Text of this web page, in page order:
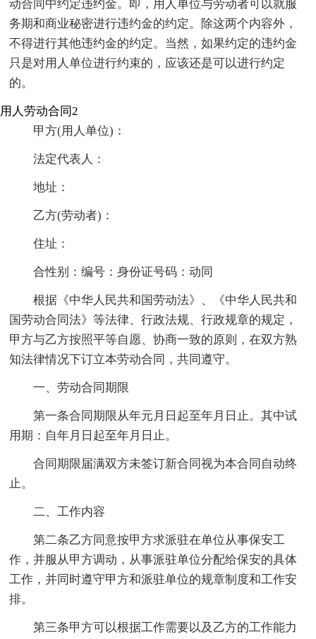
动合同中约定违约金。即，用人单位与劳动者可以就服
务期和商业秘密进行违约金的约定。除这两个内容外，
不得进行其他违约金的约定。当然，如果约定的违约金
只是对用人单位进行约束的，应该还是可以进行约定
的。
用人劳动合同2
甲方(用人单位)：
法定代表人：
地址：
乙方(劳动者)：
住址：
合性别：编号：身份证号码：动同
根据《中华人民共和国劳动法》、《中华人民共和
国劳动合同法》等法律、行政法规、行政规章的规定，
甲方与乙方按照平等自愿、协商一致的原则，在双方熟
知法律情况下订立本劳动合同，共同遵守。
一、劳动合同期限
第一条合同期限从年元月日起至年月日止。其中试
用期：自年月日起至年月日止。
合同期限届满双方未签订新合同视为本合同自动终
止。
二、工作内容
第二条乙方同意按甲方求派驻在单位从事保安工
作，并服从甲方调动，从事派驻单位分配给保安的具体
工作，并同时遵守甲方和派驻单位的规章制度和工作安
排。
第三条甲方可以根据工作需要以及乙方的工作能力